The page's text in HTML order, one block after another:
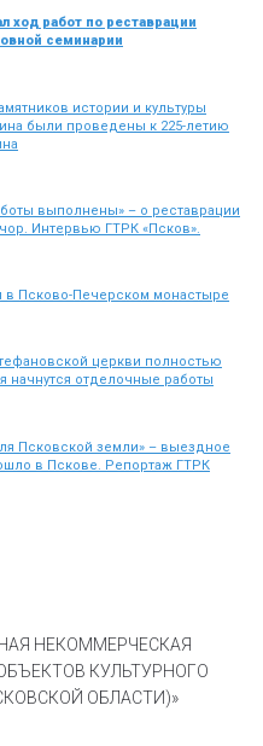
ход работ по реставрации
семинарии
истории и культуры
были проведены к 225-летию
выполнены» – о реставрации
Интервью ГТРК «Псков».
в Псково-Печерском монастыре
церкви полностью
начнутся отделочные работы
Псковской земли» – выездное
в Пскове. Репортаж ГТРК
НЕКОММЕРЧЕСКАЯ
КУЛЬТУРНОГО
ОБЛАСТИ)»